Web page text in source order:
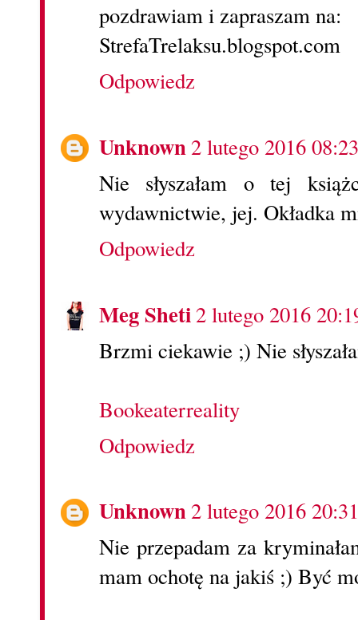
pozdrawiam i zapraszam na:
StrefaTrelaksu.blogspot.com
Odpowiedz
Unknown2 lutego 2016 08:23
Nie słyszałam o tej
wydawnictwie, jej. Okładka
Odpowiedz
Meg Sheti2 lutego 2016
Brzmi ciekawie ;) Nie
Bookeaterreality
Odpowiedz
Unknown2 lutego 2016 20:31
Nie przepadam za
mam ochotę na jakiś ;) Być